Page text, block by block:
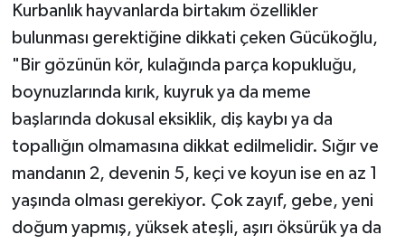
Kurbanlık hayvanlarda birtakım özellikler
bulunması gerektiğine dikkati çeken Gücükoğlu,
"Bir gözünün kör, kulağında parça kopukluğu,
boynuzlarında kırık, kuyruk ya da meme
başlarında dokusal eksiklik, diş kaybı ya da
topallığın olmamasına dikkat edilmelidir. Sığır ve
mandanın 2, devenin 5, keçi ve koyun ise en az 1
yaşında olması gerekiyor. Çok zayıf, gebe, yeni
doğum yapmış, yüksek ateşli, aşırı öksürük ya da
Edirne Müftülüğü
Elazığ Müftülüğü
Erzincan Müftülüğü
Erzurum Müftülüğü
Eskişehir Müftülüğü